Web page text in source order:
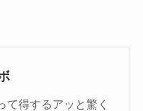
て得するアッと驚く